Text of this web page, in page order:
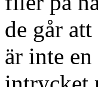
de går
är inte